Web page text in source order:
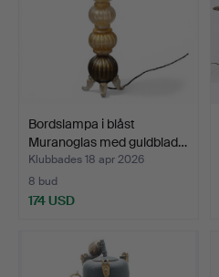
Bordslampa i blåst
Muranoglas med guldblad…
Klubbades 18 apr 2026
8 bud
174 USD